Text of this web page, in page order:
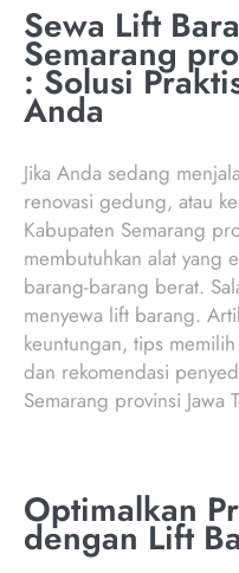
Sewa Lift
Semarang
: Solusi
Anda
Jika Anda sedang
renovasi gedung, atau
Kabupaten Semarang
membutuhkan alat yang
barang-barang berat.
menyewa lift barang.
keuntungan, tips
dan rekomendasi
Semarang provinsi Jawa
Optimalkan
dengan Lift